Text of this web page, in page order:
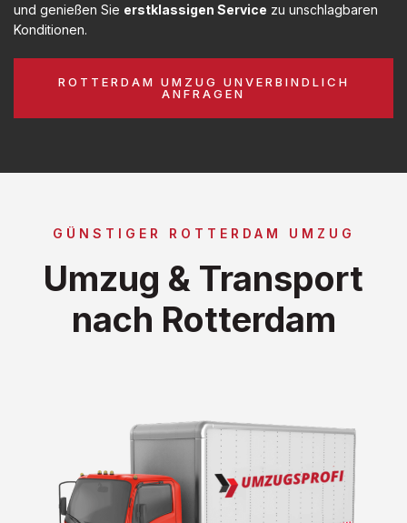
und genießen Sie erstklassigen Service zu unschlagbaren
Konditionen.
ROTTERDAM UMZUG UNVERBINDLICH
ANFRAGEN
GÜNSTIGER ROTTERDAM UMZUG
Umzug & Transport
nach Rotterdam